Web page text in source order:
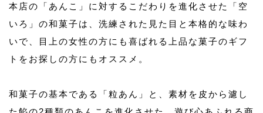
本店の「あんこ」に対するこだわりを進化させた「空
いろ」の和菓子は、洗練された見た目と本格的な味わ
いで、目上の女性の方にも喜ばれる上品な菓子のギフ
トをお探しの方にもオススメ。
和菓子の基本である「粒あん」と、素材を皮から濾し